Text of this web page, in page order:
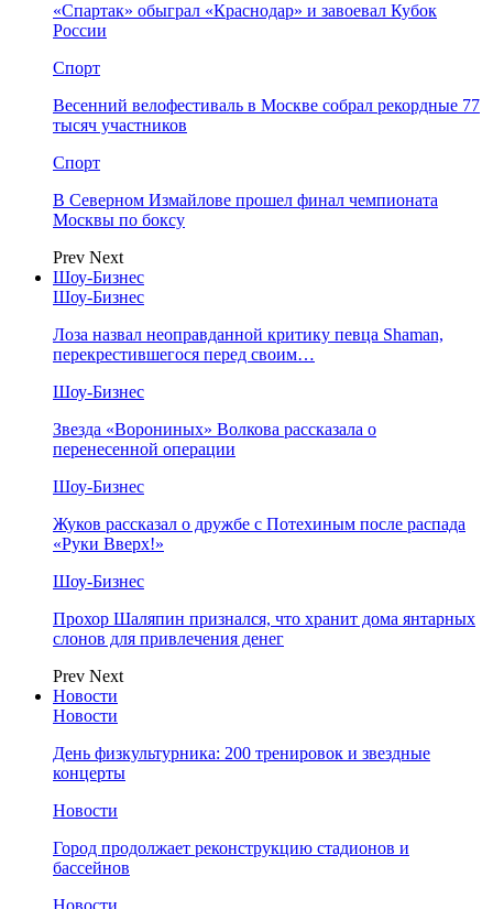
«Спартак» обыграл «Краснодар» и завоевал Кубок
России
Спорт
Весенний велофестиваль в Москве собрал рекордные 77
тысяч участников
Спорт
В Северном Измайлове прошел финал чемпионата
Москвы по боксу
Prev Next
Шоу-Бизнес
Шоу-Бизнес
Лоза назвал неоправданной критику певца Shaman,
перекрестившегося перед своим…
Шоу-Бизнес
Звезда «Ворониных» Волкова рассказала о
перенесенной операции
Шоу-Бизнес
Жуков рассказал о дружбе с Потехиным после распада
«Руки Вверх!»
Шоу-Бизнес
Прохор Шаляпин признался, что хранит дома янтарных
слонов для привлечения денег
Prev Next
Новости
Новости
День физкультурника: 200 тренировок и звездные
концерты
Новости
Город продолжает реконструкцию стадионов и
бассейнов
Новости